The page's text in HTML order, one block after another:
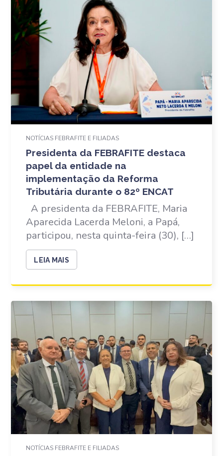
NOTÍCIAS FEBRAFITE E FILIADAS
Presidenta da FEBRAFITE destaca
papel da entidade na
implementação da Reforma
Tributária durante o 82º ENCAT
A presidenta da FEBRAFITE, Maria
Aparecida Lacerda Meloni, a Papá,
participou, nesta quinta-feira (30), […]
LEIA MAIS
NOTÍCIAS FEBRAFITE E FILIADAS